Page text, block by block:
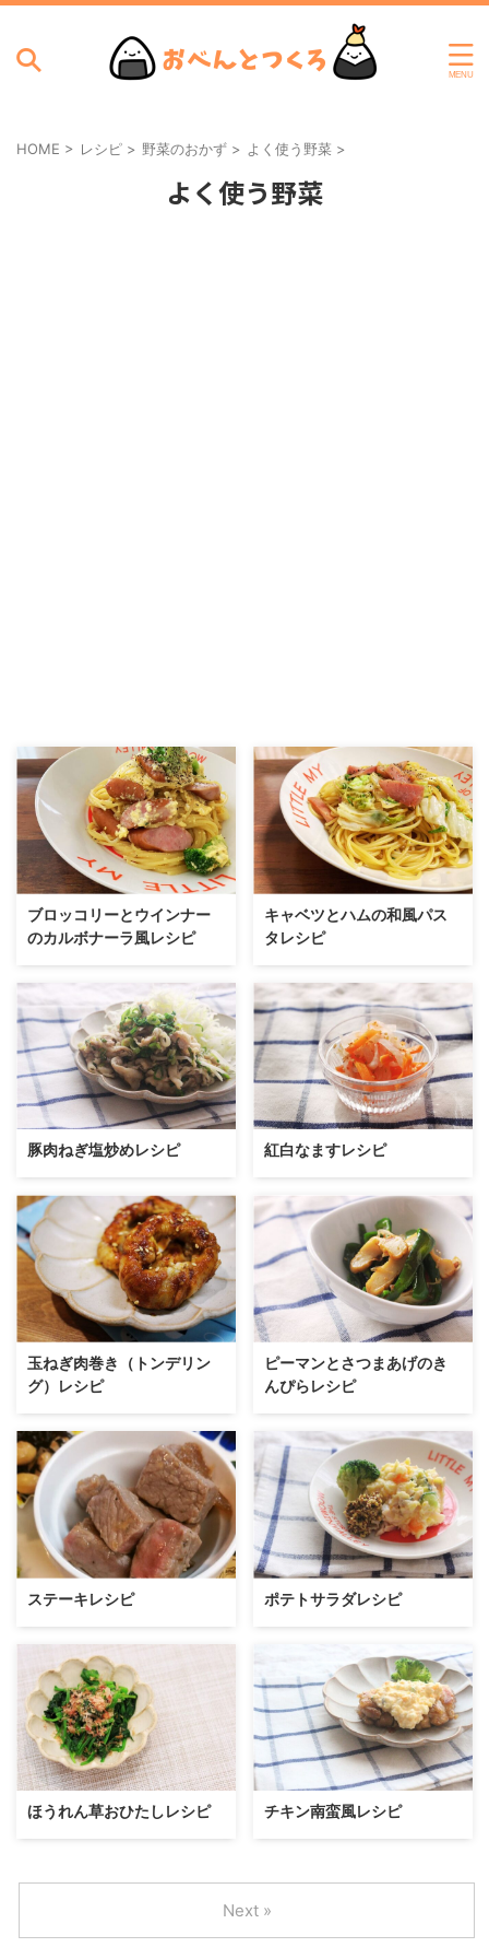
HOME > レシピ > 野菜のおかず > よく使う野菜 >
よく使う野菜
ブロッコリーとウインナー
のカルボナーラ風レシピ
キャベツとハムの和風パス
タレシピ
豚肉ねぎ塩炒めレシピ 紅白なますレシピ
玉ねぎ肉巻き（トンデリン
グ）レシピ
ピーマンとさつまあげのき
んぴらレシピ
ステーキレシピ ポテトサラダレシピ
ほうれん草おひたしレシピ チキン南蛮風レシピ
Next »